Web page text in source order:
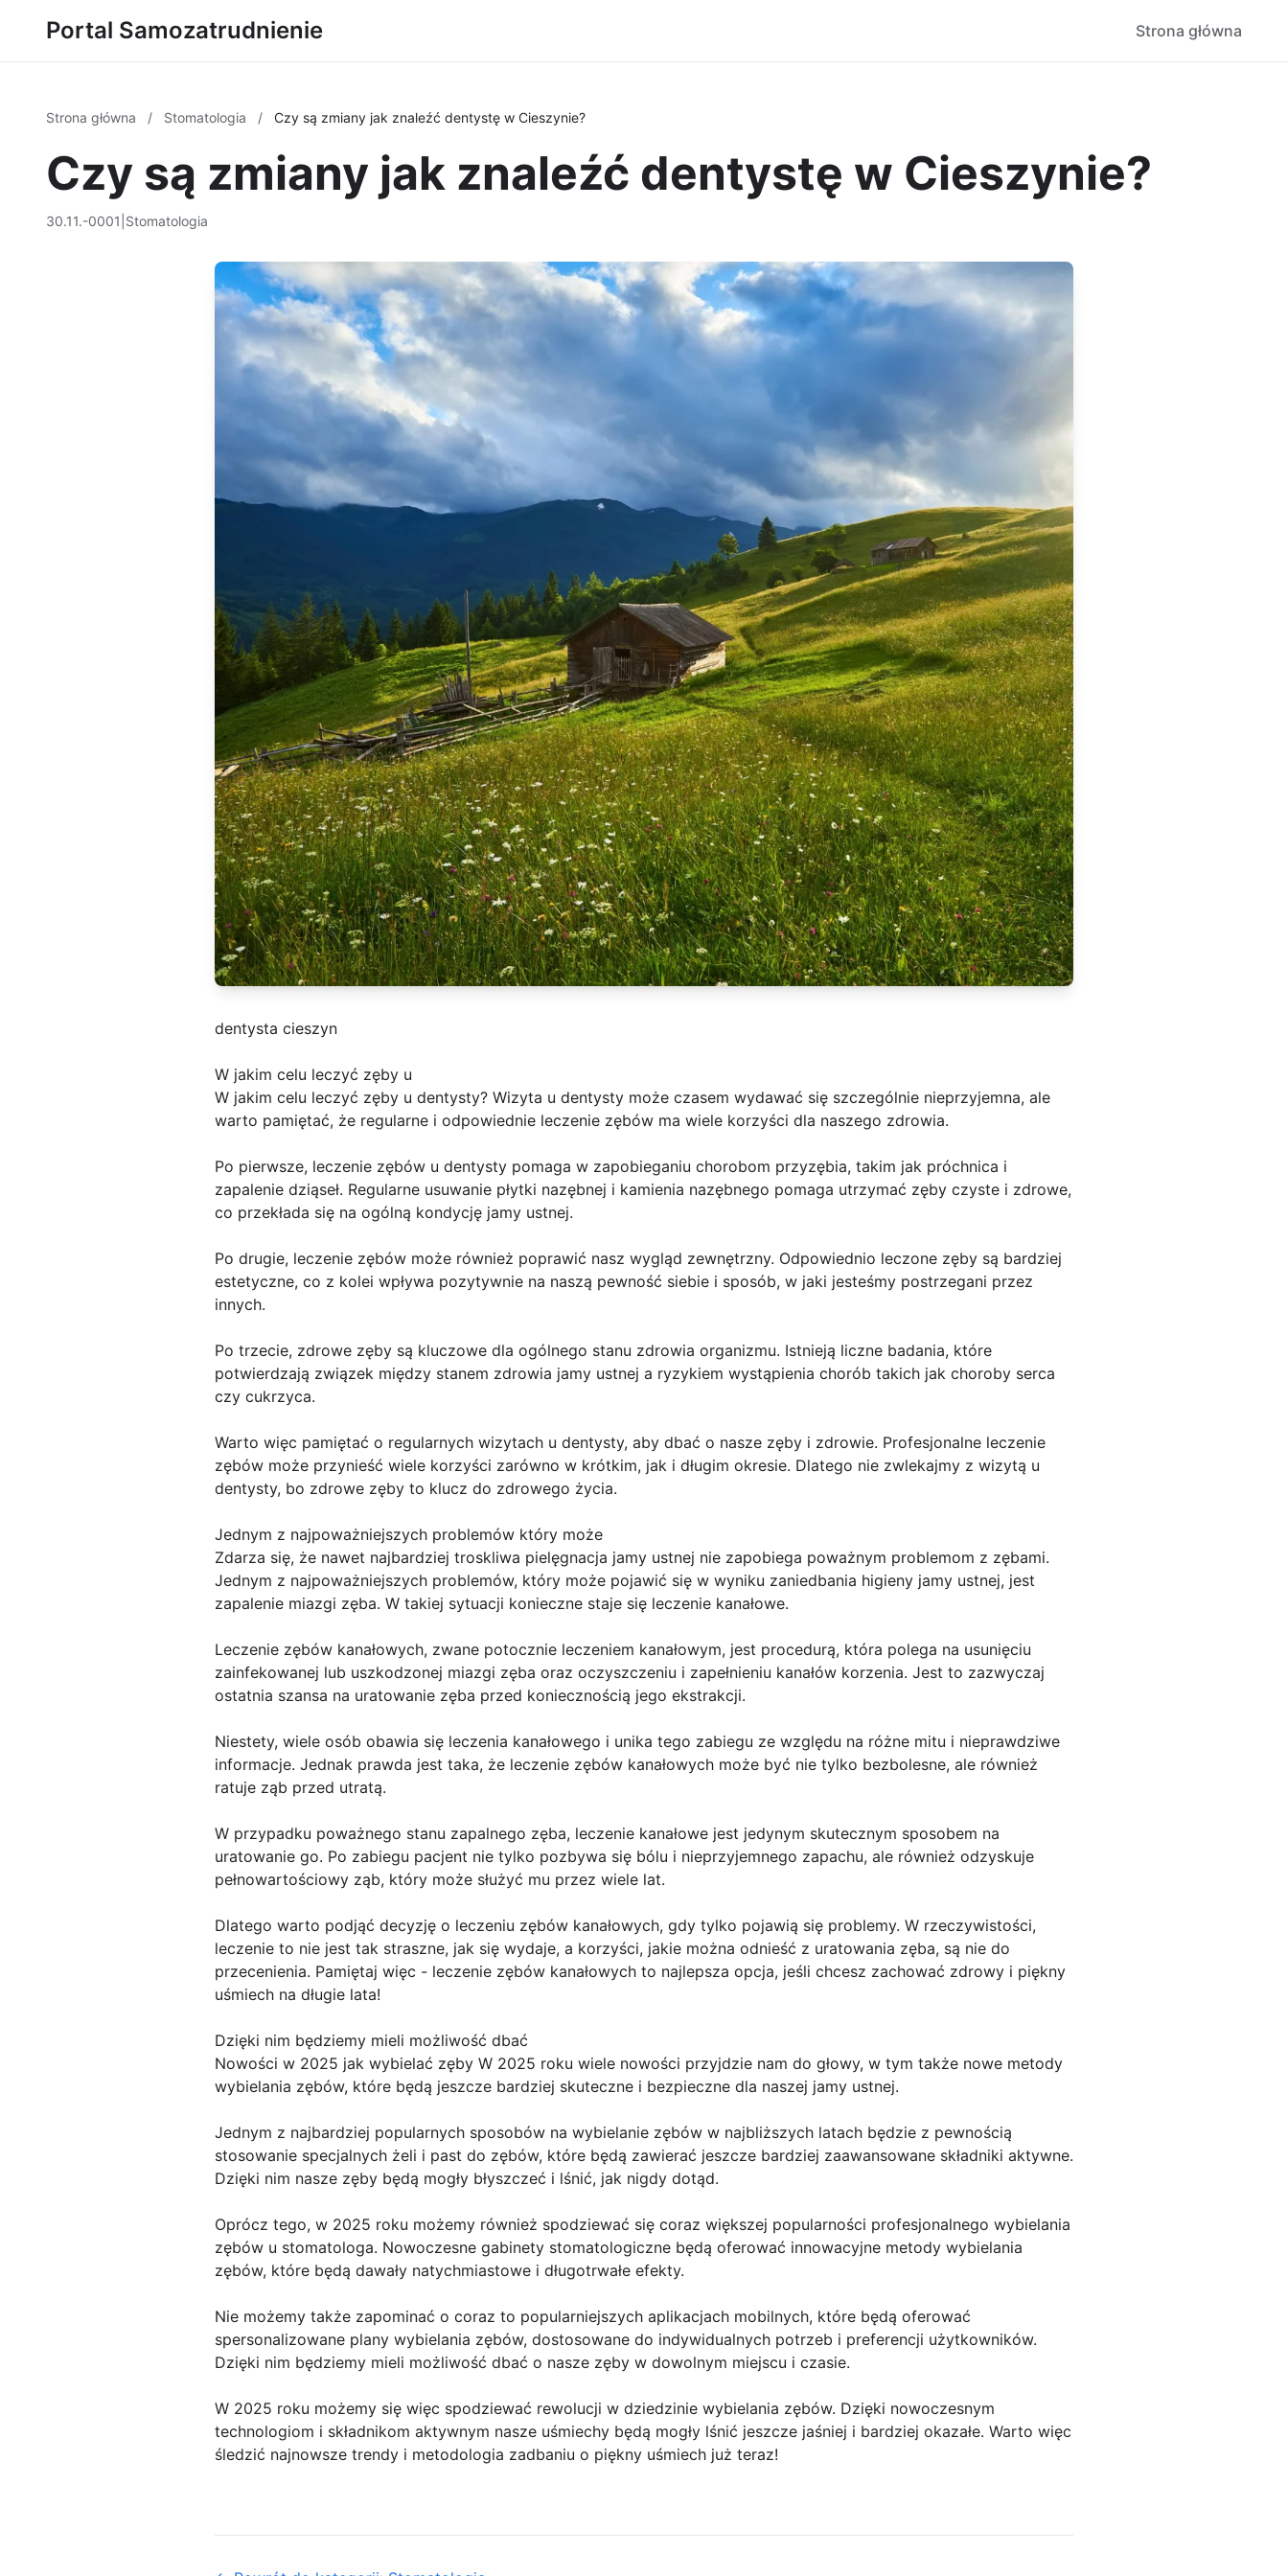
Portal Samozatrudnienie Strona główna
Strona główna / Stomatologia / Czy są zmiany jak znaleźć dentystę w Cieszynie?
Czy są zmiany jak znaleźć dentystę w Cieszynie?
30.11.-0001 Stomatologia
dentysta cieszyn
W jakim celu leczyć zęby u
W jakim celu leczyć zęby u dentysty? Wizyta u dentysty może czasem wydawać się szczególnie nieprzyjemna, ale
warto pamiętać, że regularne i odpowiednie leczenie zębów ma wiele korzyści dla naszego zdrowia.
Po pierwsze, leczenie zębów u dentysty pomaga w zapobieganiu chorobom przyzębia, takim jak próchnica i
zapalenie dziąseł. Regularne usuwanie płytki nazębnej i kamienia nazębnego pomaga utrzymać zęby czyste i zdrowe,
co przekłada się na ogólną kondycję jamy ustnej.
Po drugie, leczenie zębów może również poprawić nasz wygląd zewnętrzny. Odpowiednio leczone zęby są bardziej
estetyczne, co z kolei wpływa pozytywnie na naszą pewność siebie i sposób, w jaki jesteśmy postrzegani przez
innych.
Po trzecie, zdrowe zęby są kluczowe dla ogólnego stanu zdrowia organizmu. Istnieją liczne badania, które
potwierdzają związek między stanem zdrowia jamy ustnej a ryzykiem wystąpienia chorób takich jak choroby serca
czy cukrzyca.
Warto więc pamiętać o regularnych wizytach u dentysty, aby dbać o nasze zęby i zdrowie. Profesjonalne leczenie
zębów może przynieść wiele korzyści zarówno w krótkim, jak i długim okresie. Dlatego nie zwlekajmy z wizytą u
dentysty, bo zdrowe zęby to klucz do zdrowego życia.
Jednym z najpoważniejszych problemów który może
Zdarza się, że nawet najbardziej troskliwa pielęgnacja jamy ustnej nie zapobiega poważnym problemom z zębami.
Jednym z najpoważniejszych problemów, który może pojawić się w wyniku zaniedbania higieny jamy ustnej, jest
zapalenie miazgi zęba. W takiej sytuacji konieczne staje się leczenie kanałowe.
Leczenie zębów kanałowych, zwane potocznie leczeniem kanałowym, jest procedurą, która polega na usunięciu
zainfekowanej lub uszkodzonej miazgi zęba oraz oczyszczeniu i zapełnieniu kanałów korzenia. Jest to zazwyczaj
ostatnia szansa na uratowanie zęba przed koniecznością jego ekstrakcji.
Niestety, wiele osób obawia się leczenia kanałowego i unika tego zabiegu ze względu na różne mitu i nieprawdziwe
informacje. Jednak prawda jest taka, że leczenie zębów kanałowych może być nie tylko bezbolesne, ale również
ratuje ząb przed utratą.
W przypadku poważnego stanu zapalnego zęba, leczenie kanałowe jest jedynym skutecznym sposobem na
uratowanie go. Po zabiegu pacjent nie tylko pozbywa się bólu i nieprzyjemnego zapachu, ale również odzyskuje
pełnowartościowy ząb, który może służyć mu przez wiele lat.
Dlatego warto podjąć decyzję o leczeniu zębów kanałowych, gdy tylko pojawią się problemy. W rzeczywistości,
leczenie to nie jest tak straszne, jak się wydaje, a korzyści, jakie można odnieść z uratowania zęba, są nie do
przecenienia. Pamiętaj więc - leczenie zębów kanałowych to najlepsza opcja, jeśli chcesz zachować zdrowy i piękny
uśmiech na długie lata!
Dzięki nim będziemy mieli możliwość dbać
Nowości w 2025 jak wybielać zęby W 2025 roku wiele nowości przyjdzie nam do głowy, w tym także nowe metody
wybielania zębów, które będą jeszcze bardziej skuteczne i bezpieczne dla naszej jamy ustnej.
Jednym z najbardziej popularnych sposobów na wybielanie zębów w najbliższych latach będzie z pewnością
stosowanie specjalnych żeli i past do zębów, które będą zawierać jeszcze bardziej zaawansowane składniki aktywne.
Dzięki nim nasze zęby będą mogły błyszczeć i lśnić, jak nigdy dotąd.
Oprócz tego, w 2025 roku możemy również spodziewać się coraz większej popularności profesjonalnego wybielania
zębów u stomatologa. Nowoczesne gabinety stomatologiczne będą oferować innowacyjne metody wybielania
zębów, które będą dawały natychmiastowe i długotrwałe efekty.
Nie możemy także zapominać o coraz to popularniejszych aplikacjach mobilnych, które będą oferować
spersonalizowane plany wybielania zębów, dostosowane do indywidualnych potrzeb i preferencji użytkowników.
Dzięki nim będziemy mieli możliwość dbać o nasze zęby w dowolnym miejscu i czasie.
W 2025 roku możemy się więc spodziewać rewolucji w dziedzinie wybielania zębów. Dzięki nowoczesnym
technologiom i składnikom aktywnym nasze uśmiechy będą mogły lśnić jeszcze jaśniej i bardziej okazałe. Warto więc
śledzić najnowsze trendy i metodologia zadbaniu o piękny uśmiech już teraz!